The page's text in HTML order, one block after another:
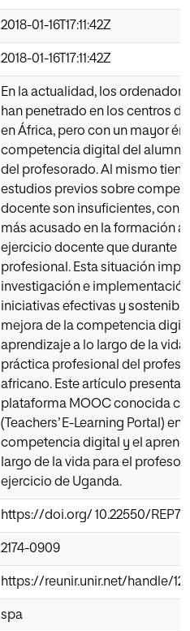
2018-01-16T17:11:42Z
2018-01-16T17:11:42Z
En la actualidad, los
han penetrado en los centros
en África, pero con un mayor
competencia digital del
del profesorado. Al mismo
estudios previos sobre
docente son insuficientes, con
más acusado en la formación
ejercicio docente que durante
profesional. Esta situación
investigación e
iniciativas efectivas y
mejora de la competencia
aprendizaje a lo largo de la vida
práctica profesional del
africano. Este artículo presenta
plataforma MOOC conocida
(Teachers’ E-Learning Portal)
competencia digital y el
largo de la vida para el
ejercicio de Uganda.
https://doi.org/ 10.22550/
2174-0909
https://reunir.unir.net/handle/
spa